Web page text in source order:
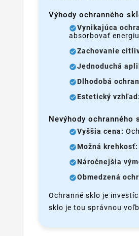
Výhody ochranného
Vynikajúca
absorbovať
Zachovanie
Jednoduchá
Dlhodobá
Estetický vzhľad:
Nevýhody ochranného
Vyššia cena:
Možná krehkosť:
Náročnejšia
Obmedzená
Ochranné sklo je
sklo je tou správnou